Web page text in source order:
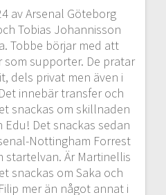
av Arsenal Göteborg
Tobias Johannisson
Tobbe börjar med att
supporter. De pratar
dels privat men även i
innebär transfer och
snackas om skillnaden
Det snackas sedan
Nottingham Forrest
startelvan. Är Martinellis
snackas om Saka och
mer än något annat i